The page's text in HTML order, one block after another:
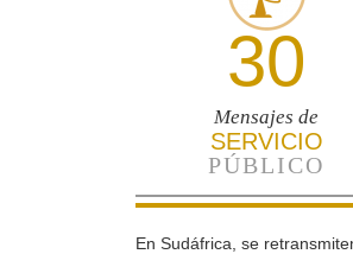
30
Mensajes de
SERVICIO
PÚBLICO
En Sudáfrica, se